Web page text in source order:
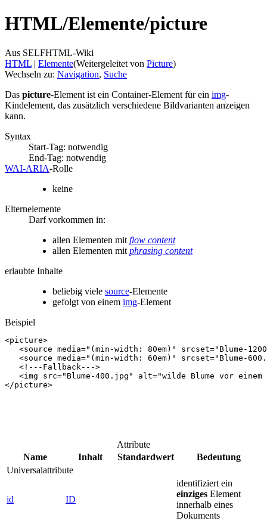
HTML/Elemente/picture
Aus SELFHTML-Wiki
HTML ‎ | Elemente(Weitergeleitet von Picture)
Wechseln zu: Navigation, Suche
Das picture-Element ist ein Container-Element für ein img-
Kindelement, das zusätzlich verschiedene Bildvarianten anzeigen
kann.
Syntax
Start-Tag: notwendig
End-Tag: notwendig
WAI‑ARIA‑Rolle
keine
Elternelemente
Darf vorkommen in:
allen Elementen mit flow content
allen Elementen mit phrasing content
erlaubte Inhalte
beliebig viele source-Elemente
gefolgt von einem img-Element
Beispiel
<picture>
<source media="(min-width: 80em)" srcset="Blume-
<source media="(min-width: 60em)" srcset="Blume-
<!---Fallback--->
<img src="Blume-400.jpg" alt="wilde Blume vor einem
</picture>
Attribute
Name
Inhalt Standardwert
Bedeutung
Universalattribute
id ID
identifiziert ein
einziges Element
innerhalb eines
Dokuments